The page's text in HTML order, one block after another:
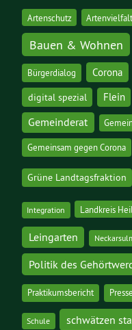
Artenschutz Artenvielfalt
Bauen & Wohnen
Bürgerdialog Corona
digital spezial Flein
Gemeinderat
Gemeinsam gegen Corona
Grüne Landtagsfraktion
Integration Landkreis
Leingarten
Politik des
Praktikumsbericht
Schule schwätzen